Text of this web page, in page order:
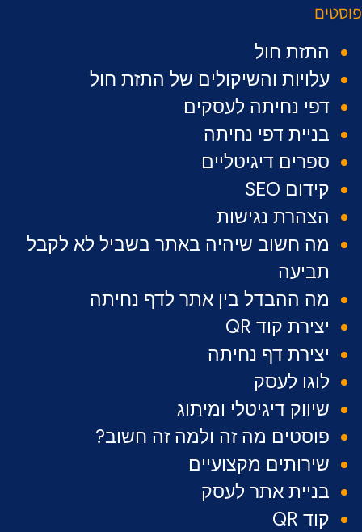
פוסטים
התזת חול
עלויות והשיקולים של התזת חול
דפי נחיתה לעסקים
בניית דפי נחיתה
ספרים דיגיטליים
קידום SEO
הצהרת נגישות
מה חשוב שיהיה באתר בשביל לא לקבל
תביעה
מה ההבדל בין אתר לדף נחיתה
יצירת קוד QR
יצירת דף נחיתה
לוגו לעסק
שיווק דיגיטלי ומיתוג
פוסטים מה זה ולמה זה חשוב?
שירותים מקצועיים
בניית אתר לעסק
קוד QR